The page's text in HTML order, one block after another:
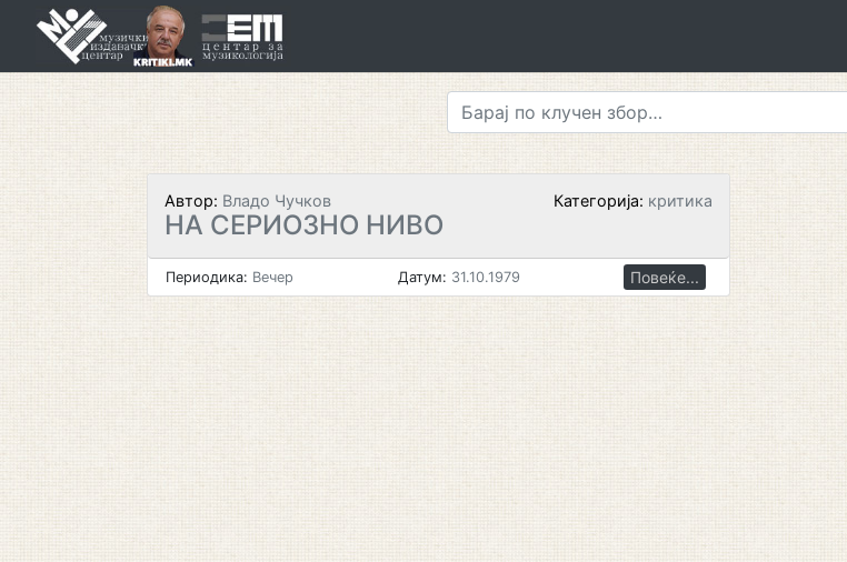
Автор: Владо Чучков Категорија: критика
НА СЕРИОЗНО НИВО
Периодика: Вечер Датум: 31.10.1979 Повеќе...